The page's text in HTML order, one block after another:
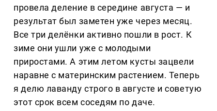
провела деление в середине августа — и
результат был заметен уже через месяц.
Все три делёнки активно пошли в рост. К
зиме они ушли уже с молодыми
приростами. А этим летом кусты зацвели
наравне с материнским растением. Теперь
я делю лаванду строго в августе и советую
этот срок всем соседям по даче.